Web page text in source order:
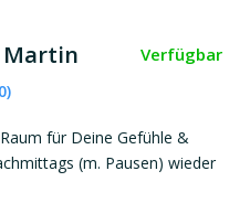
Martin
)
Verfügbar
für Deine Gefühle &
(m. Pausen) wieder